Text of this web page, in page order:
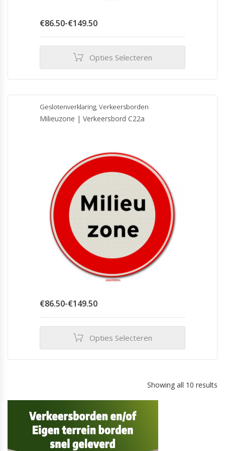
€86.50-€149.50Prijsklasse:
€149.50
Opties Selecteren
heeft
meerdere
variaties.
Deze
productpagina
Geslotenverklaring, Verkeersborden
Milieuzone | Verkeersbord C22a
€86.50-€149.50Prijsklasse:
€149.50
Opties Selecteren
optie
kan
gekozen
worden
Showing all 10 results